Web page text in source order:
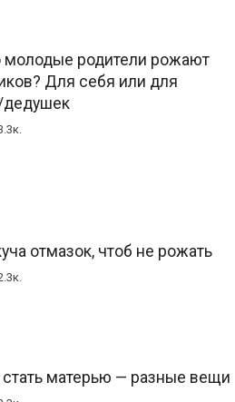
молодые родители рожают
Для себя или для
дедушек
отмазок, чтоб не рожать
стать матерью — разные вещи